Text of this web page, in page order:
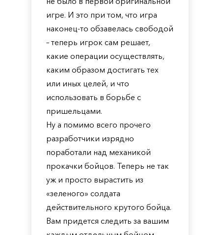
игре. И это при том, что игра
наконец-то обзавелась свободой
– теперь игрок сам решает,
какие операции осуществлять,
каким образом достигать тех
или иных целей, и что
использовать в борьбе с
пришельцами.
Ну а помимо всего прочего
разработчики изрядно
поработали над механикой
прокачки бойцов. Теперь не так
уж и просто вырастить из
«зеленого» солдата
действительного крутого бойца.
Вам придется следить за вашим